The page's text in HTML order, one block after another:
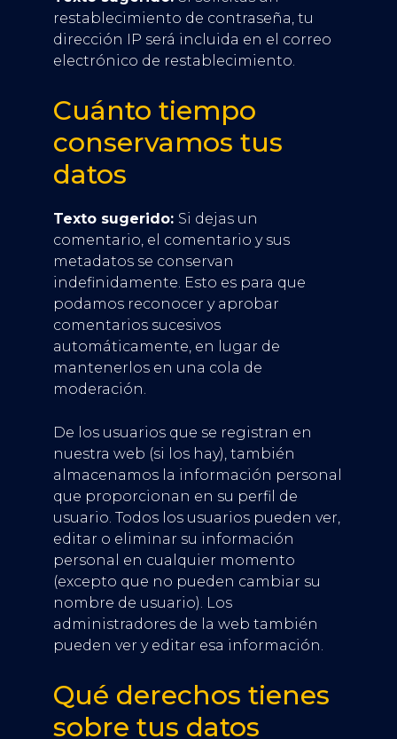
restablecimiento de contraseña, tu
dirección IP será incluida en el correo
electrónico de restablecimiento.
Cuánto tiempo
conservamos tus
datos
Texto sugerido: Si dejas un
comentario, el comentario y sus
metadatos se conservan
indefinidamente. Esto es para que
podamos reconocer y aprobar
comentarios sucesivos
automáticamente, en lugar de
mantenerlos en una cola de
moderación.
De los usuarios que se registran en
nuestra web (si los hay), también
almacenamos la información personal
que proporcionan en su perfil de
usuario. Todos los usuarios pueden ver,
editar o eliminar su información
personal en cualquier momento
(excepto que no pueden cambiar su
nombre de usuario). Los
administradores de la web también
pueden ver y editar esa información.
Qué derechos tienes
sobre tus datos